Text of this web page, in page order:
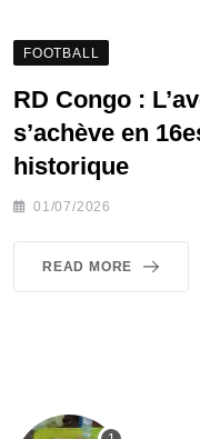
FOOTBALL
RD Congo :
s’achève en
historique
01/07/2026
READ MORE